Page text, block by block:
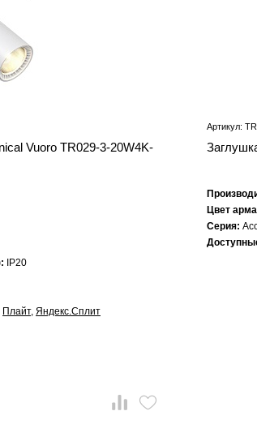
Vuoro TR029-3-20W4K-
IP20
Плайт, Яндекс.Сплит
Артикул:
Цвет
Серия: